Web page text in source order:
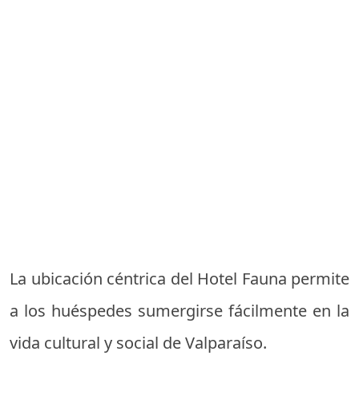
La ubicación céntrica del Hotel Fauna permite
a los huéspedes sumergirse fácilmente en la
vida cultural y social de Valparaíso.